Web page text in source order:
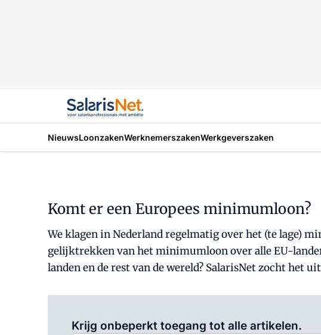
NieuwsLoonzakenWerknemerszakenWerkgeverszaken
Komt er een Europees minimumloon?
We klagen in Nederland regelmatig over het (te lage)
gelijktrekken van het minimumloon over alle EU-
landen en de rest van de wereld? SalarisNet zocht het
Krijg onbeperkt toegang tot alle artikelen.